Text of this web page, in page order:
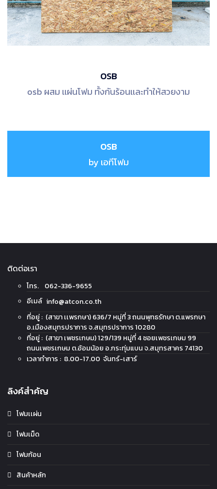
OSB
osb ผสม เเผ่นโฟม ทั้งกันร้อนเเละทำให้สวยงาม
OSB
by เอทีโฟม
ติดต่อเรา
โทร. 062-336-9655
อีเมล์ info@atcon.co.th
ที่อยู่ : (สาขา เเพรกษา) 636/7 หมู่ที่ 3 ถนนพุทธรักษา ต.แพรกษา
อ.เมืองสมุทรปราการ จ.สมุทรปราการ 10280
ที่อยู่ : (สาขา เพชรเกษม) 129/139 หมู่ที่ 4 ซอยเพชรเกษม 99
ถนนเพชรเกษม ต.อ้อมน้อย อ.กระทุ่มแบน จ.สมุทรสาคร 74130
เวลาทำการ : 8.00-17.00 จันทร์-เสาร์
ลิงค์สำคัญ
โฟมเเผ่น
โฟมเม็ด
โฟมก้อน
สินค้าหลัก